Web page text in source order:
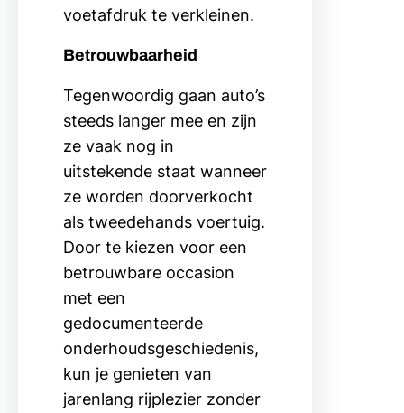
voetafdruk te verkleinen.
Betrouwbaarheid
Tegenwoordig gaan auto’s
steeds langer mee en zijn
ze vaak nog in
uitstekende staat wanneer
ze worden doorverkocht
als tweedehands voertuig.
Door te kiezen voor een
betrouwbare occasion
met een
gedocumenteerde
onderhoudsgeschiedenis,
kun je genieten van
jarenlang rijplezier zonder